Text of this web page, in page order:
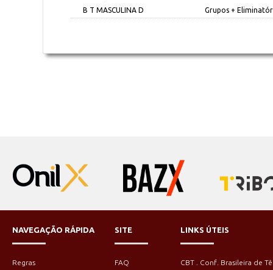
B T MASCULINA D Grupos +
NAVEGAÇÃO RÁPIDA
Regras
SITE
FAQ
LINKS ÚTEIS
CBT . Conf. Brasileira de